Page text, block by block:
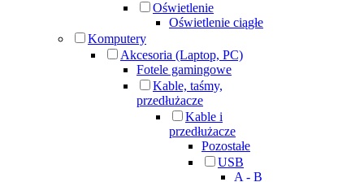
Oświetlenie
Oświetlenie ciągłe
Komputery
Akcesoria (Laptop, PC)
Fotele gamingowe
Kable, taśmy,
przedłużacze
Kable i
przedłużacze
Pozostałe
USB
A - B